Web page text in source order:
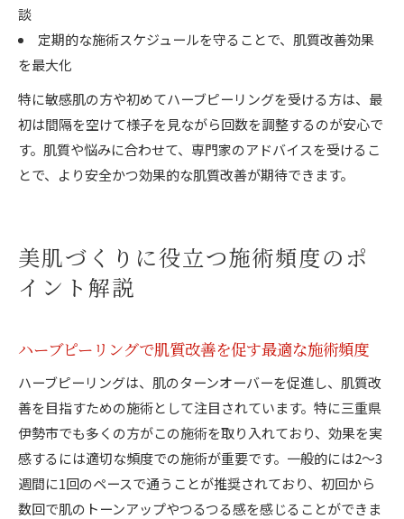
談
定期的な施術スケジュールを守ることで、肌質改善効果
を最大化
特に敏感肌の方や初めてハーブピーリングを受ける方は、最
初は間隔を空けて様子を見ながら回数を調整するのが安心で
す。肌質や悩みに合わせて、専門家のアドバイスを受けるこ
とで、より安全かつ効果的な肌質改善が期待できます。
美肌づくりに役立つ施術頻度のポ
イント解説
ハーブピーリングで肌質改善を促す最適な施術頻度
ハーブピーリングは、肌のターンオーバーを促進し、肌質改
善を目指すための施術として注目されています。特に三重県
伊勢市でも多くの方がこの施術を取り入れており、効果を実
感するには適切な頻度での施術が重要です。一般的には2〜3
週間に1回のペースで通うことが推奨されており、初回から
数回で肌のトーンアップやつるつる感を感じることができま